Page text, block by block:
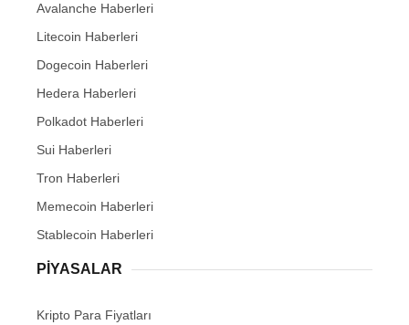
Avalanche Haberleri
Litecoin Haberleri
Dogecoin Haberleri
Hedera Haberleri
Polkadot Haberleri
Sui Haberleri
Tron Haberleri
Memecoin Haberleri
Stablecoin Haberleri
PIYASALAR
Kripto Para Fiyatları